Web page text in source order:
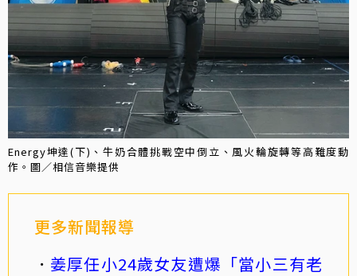
Energy坤達(下)、牛奶合體挑戰空中倒立、風火輪旋轉等高難度動
作。圖／相信音樂提供
更多新聞報導
姜厚任小24歲女友遭爆「當小三有老